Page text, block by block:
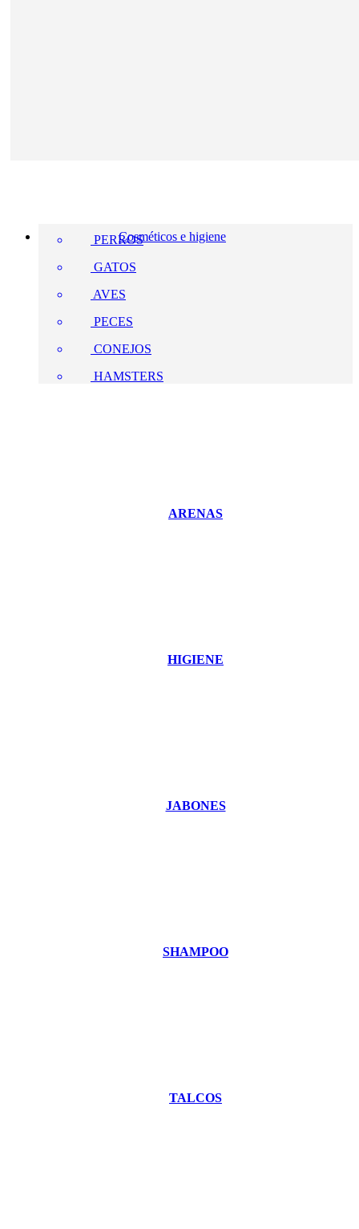
Cosméticos e higiene
PERROS
GATOS
AVES
PECES
CONEJOS
HAMSTERS
ARENAS
HIGIENE
JABONES
SHAMPOO
TALCOS